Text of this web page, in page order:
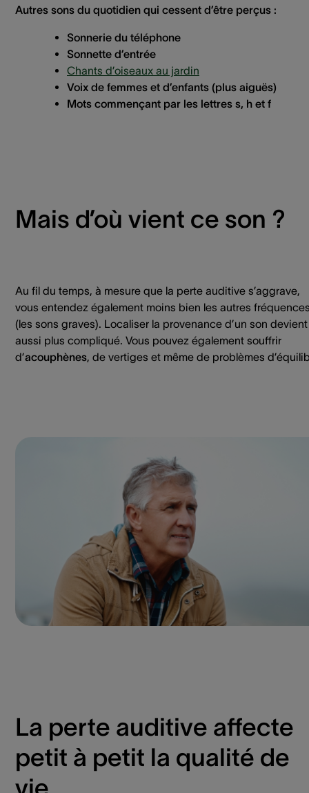
Autres sons du quotidien qui cessent d’être perçus :
Sonnerie du téléphone
​Sonnette d’entrée
Chants d’oiseaux au jardin
Voix de femmes et d’enfants (plus aiguës)
Mots commençant par les lettres s, h et f
Mais d’où vient ce son ?
Au fil du temps, à mesure que la perte auditive s’aggrave,
vous entendez également moins bien les autres
(les sons graves). Localiser la provenance d’un son devient
aussi plus compliqué. Vous pouvez également souffrir
d’acouphènes, de vertiges et même de problèmes
La perte auditive affecte
petit à petit la qualité de